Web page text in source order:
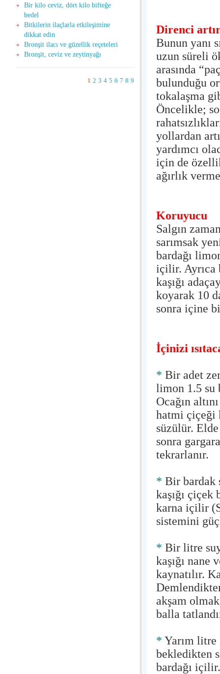
Bir kilo ceviz, dört kilo bifteğe
bedel
Bitkilerin ilaçlarla etkileşimine
dikkat edin
Bronşit ilacı ve güzellik reçeteleri
Bronşit, ceviz ve zeytinyağı
1 2 3 4 5 6 7 8 9
Direnci
Bunun yanı
uzun süreli
arasında
bulunduğu
tokalaşma
Öncelikle;
yollardan
yardımcı
için de
ağırlık
Koruyucu
Salgın
sarımsak
bardağı
içilir. Ayrıca
kaşığı
koyarak 10
sonra içine
İçinizi
* Bir adet
limon 1.5 su
Ocağın
hatmi çiçeği
süzülür.
sonra
tekrarlanır.
* Bir bardak
kaşığı çiçek
karna içilir
sistemini
* Bir litre
kaşığı nane
kaynatılır.
akşam
balla
* Yarım
bekledikten
bardağı